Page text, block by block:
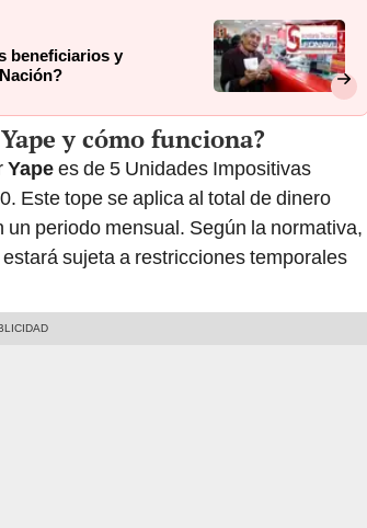
beneficiarios y
y cómo funciona?
Yapees de 5 Unidades Impositivas
Este tope se aplica al total de dinero
periodo mensual. Según la normativa,
sujeta a restricciones temporales